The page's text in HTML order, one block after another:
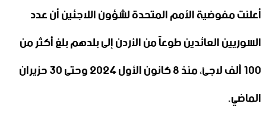
أعلنت مفوضية الأمم المتحدة لشؤون اللاجئين أن عدد
السوريين العائدين طوعاً من الأردن إلى بلدهم بلغ أكثر من
100 ألف لاجئ، منذ 8 كانون الأول 2024 وحتى 30 حزيران
الماضي.